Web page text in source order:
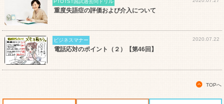
PTOTST国試過去問ドリル
重度失語症の評価および介入について
ビジネスマナー 2020.07.22
電話応対のポイント（２）【第46回】
TOPへ